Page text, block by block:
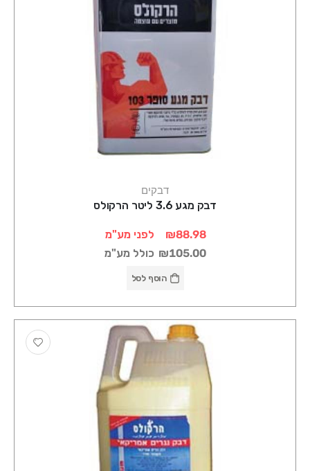
דבקים
דבק מגע 3.6 ליטר הרקולס
₪88.98
לפני מע"מ
₪105.00 כולל מע"מ
הוסף לסל